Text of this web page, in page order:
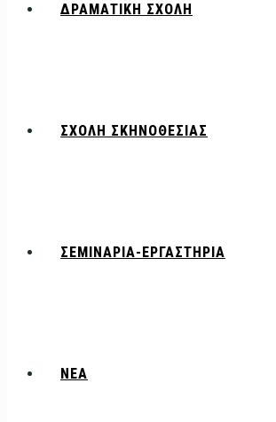
ΔΡΑΜΑΤΙΚΗ ΣΧΟΛΗ
ΣΧΟΛΗ ΣΚΗΝΟΘΕΣΙΑΣ
ΣΕΜΙΝΑΡΙΑ-ΕΡΓΑΣΤΗΡΙΑ
ΝΕΑ